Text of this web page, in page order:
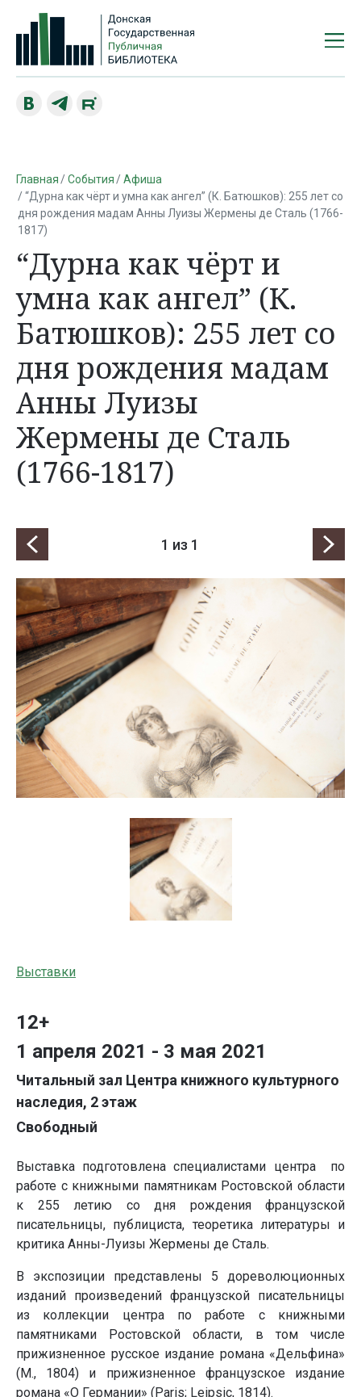
Главная События
Афиша
“Дурна как чёрт и умна как ангел” (К. Батюшков): 255 лет со
дня рождения мадам Анны Луизы Жермены де Сталь (1766-
1817)
“Дурна как чёрт и
умна как ангел” (К.
Батюшков): 255 лет со
дня рождения мадам
Анны Луизы
Жермены де Сталь
(1766-1817)
1 из 1
Выставки
12+
1 апреля 2021 - 3 мая 2021
Читальный зал Центра книжного культурного
наследия, 2 этаж
Свободный
Выставка подготовлена специалистами центра по
работе с книжными памятникам Ростовской области
к 255 летию со дня рождения французской
писательницы, публициста, теоретика литературы и
критика Анны-Луизы Жермены де Сталь.
В экспозиции представлены 5 дореволюционных
изданий произведений французской писательницы
из коллекции центра по работе с книжными
памятниками Ростовской области, в том числе
прижизненное русское издание романа «Дельфина»
(М., 1804) и прижизненное французское издание
романа «О Германии» (Paris; Leipsic, 1814).